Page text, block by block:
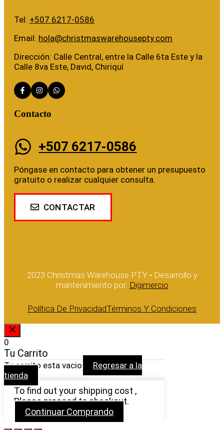
Tel: +507 6217-0586
Email: hola@christmaswarehousepty.com
Dirección: Calle Central, entre la Calle 6ta Este y la
Calle 8va Este, David, Chiriquí
Contacto
+507 6217-0586
Póngase en contacto para obtener un presupuesto
gratuito o realizar cualquier consulta.
CONTACTAR
2023 Christmas Warehouse PTY • Desarrollo y
mantenimiento por: Digimercio
Política De PrivacidadTérminos Y Condiciones
CERRAR
0
Tu Carrito
Tu carrito esta vacio
Regresar a la
tienda
To find out your shipping cost ,
Please proceed to checkout.
Continuar Comprando